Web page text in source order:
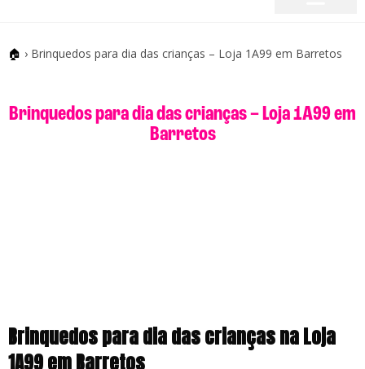
🏠 › Brinquedos para dia das crianças – Loja 1A99 em Barretos
Brinquedos para dia das crianças – Loja 1A99 em
Barretos
Brinquedos para dia das crianças na Loja
1A99 em Barretos